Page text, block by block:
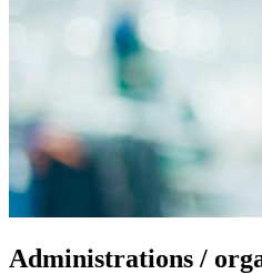
Administrations /